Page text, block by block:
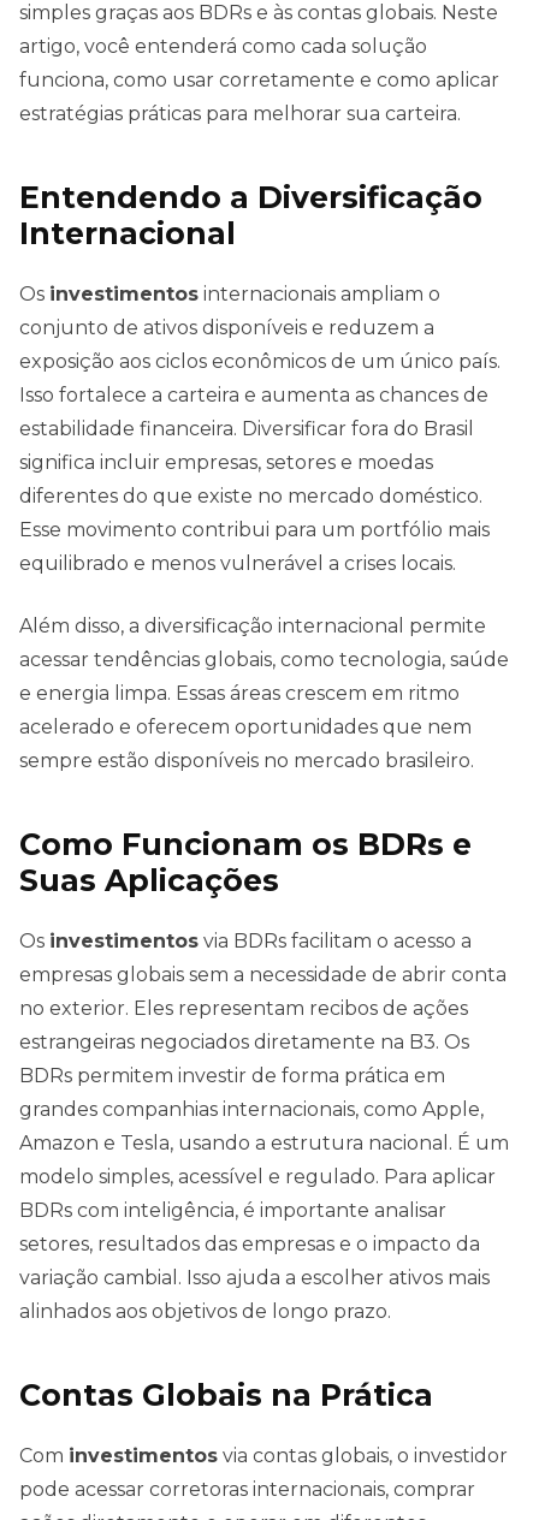
simples graças aos BDRs e às contas globais. Neste
artigo, você entenderá como cada solução
funciona, como usar corretamente e como aplicar
estratégias práticas para melhorar sua carteira.
Entendendo a Diversificação
Internacional
Os investimentos internacionais ampliam o
conjunto de ativos disponíveis e reduzem a
exposição aos ciclos econômicos de um único país.
Isso fortalece a carteira e aumenta as chances de
estabilidade financeira. Diversificar fora do Brasil
significa incluir empresas, setores e moedas
diferentes do que existe no mercado doméstico.
Esse movimento contribui para um portfólio mais
equilibrado e menos vulnerável a crises locais.
Além disso, a diversificação internacional permite
acessar tendências globais, como tecnologia, saúde
e energia limpa. Essas áreas crescem em ritmo
acelerado e oferecem oportunidades que nem
sempre estão disponíveis no mercado brasileiro.
Como Funcionam os BDRs e
Suas Aplicações
Os investimentos via BDRs facilitam o acesso a
empresas globais sem a necessidade de abrir conta
no exterior. Eles representam recibos de ações
estrangeiras negociados diretamente na B3. Os
BDRs permitem investir de forma prática em
grandes companhias internacionais, como Apple,
Amazon e Tesla, usando a estrutura nacional. É um
modelo simples, acessível e regulado. Para aplicar
BDRs com inteligência, é importante analisar
setores, resultados das empresas e o impacto da
variação cambial. Isso ajuda a escolher ativos mais
alinhados aos objetivos de longo prazo.
Contas Globais na Prática
Com investimentos via contas globais, o investidor
pode acessar corretoras internacionais, comprar